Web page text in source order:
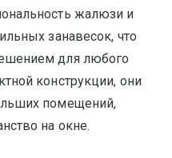
жалюзи и
занавесок, что
для любого
конструкции, они
помещений,
на окне.